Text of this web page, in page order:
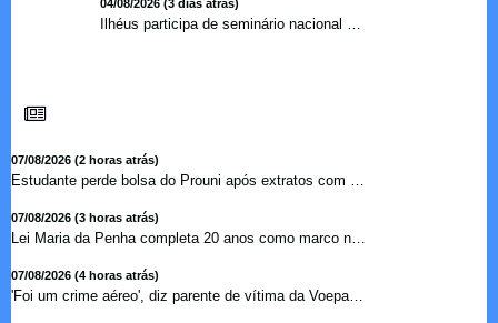
04/08/2026 (3 dias atrás)
Ilhéus participa de seminário nacional sobre turismo sustentável e captação de investimentos
07/08/2026 (2 horas atrás)
Estudante perde bolsa do Prouni após extratos com apostas ...
07/08/2026 (3 horas atrás)
Lei Maria da Penha completa 20 anos como marco no combate �...
07/08/2026 (4 horas atrás)
'Foi um crime aéreo', diz parente de vítima da Voepass ...